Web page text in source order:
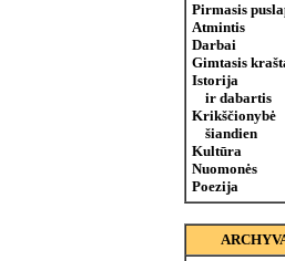
Pirmasis
Atmintis
Darbai
Gimtasis
Istorija
ir dabartis
Krikščionybė
šiandien
Kultūra
Nuomonės
Poezija